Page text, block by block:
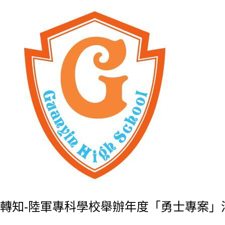
轉知-陸軍專科學校舉辦年度「勇士專案」